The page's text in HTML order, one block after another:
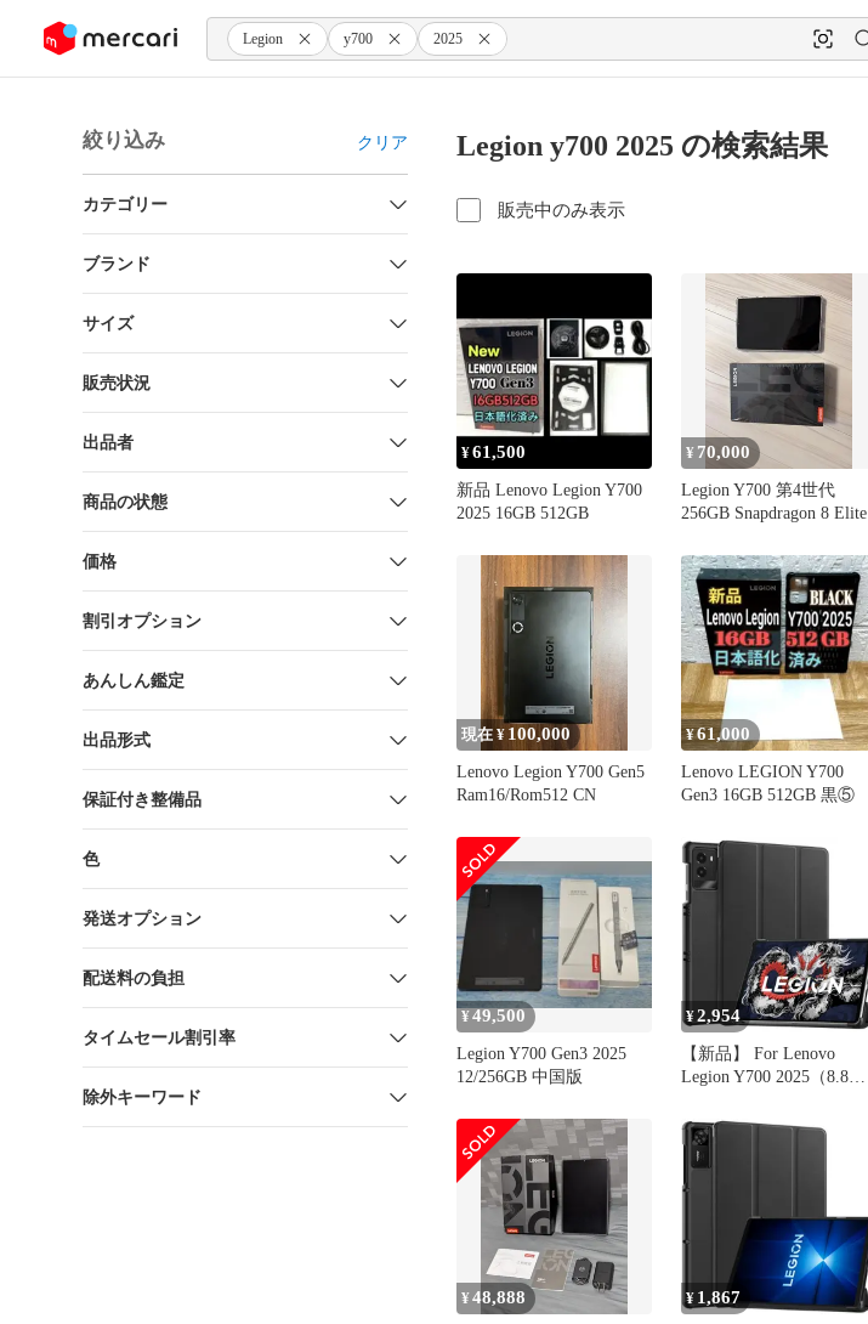
ツにスキップ Legion y700 2025
絞り込み クリア
カテゴリー
ブランド
サイズ
販売状況
出品者
商品の状態
価格
割引オプション
あんしん鑑定
出品形式
保証付き整備品
色
発送オプション
配送料の負担
タイムセール割引率
除外キーワード
Legion y700 2025 の検索結果
販売中のみ表示
¥61,500
新品 Lenovo Legion Y700
2025 16GB 512GB
¥ 70,000
Legion Y700 第4世代
256GB Snapdragon 8 Elite
現在 ¥ 100,000
Lenovo Legion Y700 Gen5
Ram16/Rom512 CN
¥61,000
Lenovo LEGION Y700
Gen3 16GB 512GB 黒⑤
¥49,500
Legion Y700 Gen3 2025
12/256GB 中国版
¥2,954
【新品】 For Lenovo
Legion Y700 2025（8.8イ
三つ折りスタンド 高級
PU レザー 耐衝撃 傷つけ
防止 For Lenovo Legion
Y700 2025（8.8インチ）
カバー (ブラック)
¥48,888 ¥ 1,867